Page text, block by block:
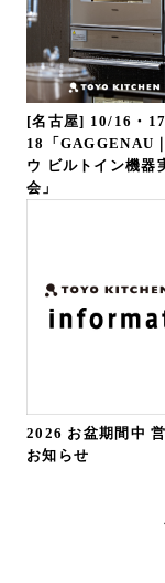
[名古屋] 10/16・17
18「GAGGENAU
ウ ビルトイン機器
会」
2026 お盆期間中
お知らせ